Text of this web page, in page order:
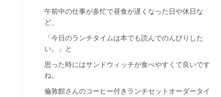
午前中の仕事が多忙で昼食が遅くなった日や休日な
ど、
「今日のランチタイムは本でも読んでのんびりした
い。」と
思った時にはサンドウィッチが食べやすくて良いです
ね。
倫敦館さんのコーヒー付きランチセットオーダータイ